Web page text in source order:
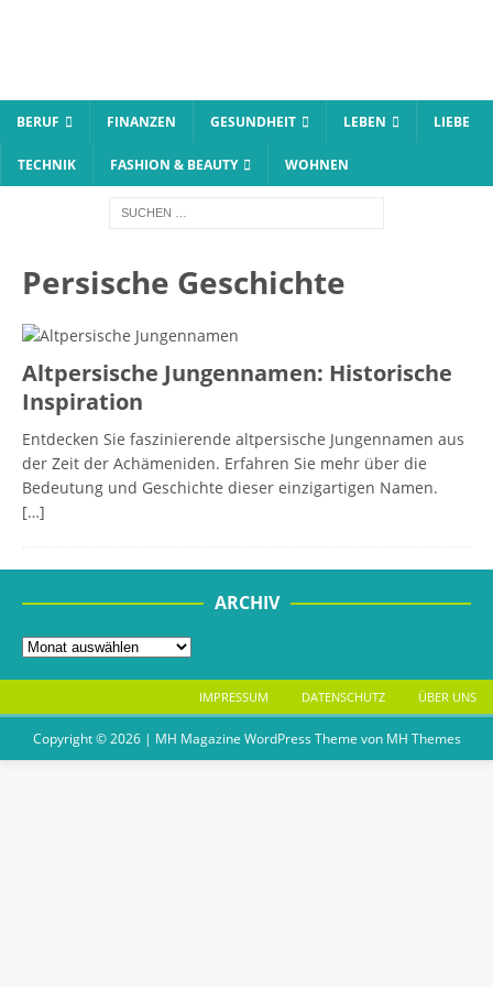
BERUF FINANZEN GESUNDHEIT LEBEN LIEBE
TECHNIK FASHION & BEAUTY WOHNEN
Persische Geschichte
Altpersische Jungennamen: Historische
Inspiration
Entdecken Sie faszinierende altpersische Jungennamen aus
der Zeit der Achämeniden. Erfahren Sie mehr über die
Bedeutung und Geschichte dieser einzigartigen Namen.
[…]
ARCHIV
IMPRESSUM DATENSCHUTZ ÜBER UNS
Copyright © 2026 | MH Magazine WordPress Theme von MH Themes